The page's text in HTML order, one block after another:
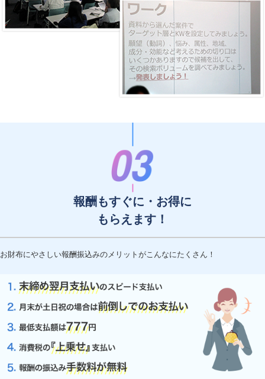
報酬もすぐに・お得に
もらえます！
お財布にやさしい報酬振込みのメリットがこんなにたくさん！